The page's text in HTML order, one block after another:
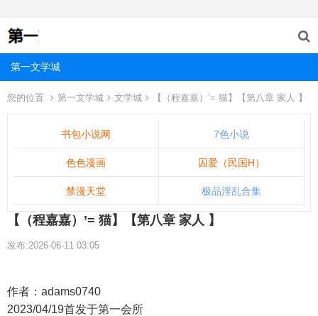
第一文学城
您的位置 第一文学城 文学城 【（程嘉嘉）’= 猫】【第八章 家人 】
书包小说网 7色小说
色色漫画 囚爱（民国H）
禁漫天堂 极品淫乱合集
【（程嘉嘉）’= 猫】【第八章 家人 】
发布:2026-06-11 03:05
作者：adams0740
2023/04/19首发于第一会所